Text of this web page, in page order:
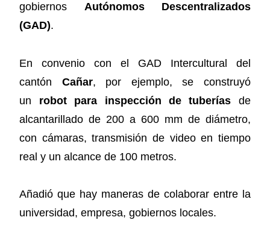
gobiernos Autónomos Descentralizados
(GAD).
En convenio con el GAD Intercultural del
cantón Cañar, por ejemplo, se construyó
un robot para inspección de tuberías de
alcantarillado de 200 a 600 mm de diámetro,
con cámaras, transmisión de video en tiempo
real y un alcance de 100 metros.
Añadió que hay maneras de colaborar entre la
universidad, empresa, gobiernos locales.